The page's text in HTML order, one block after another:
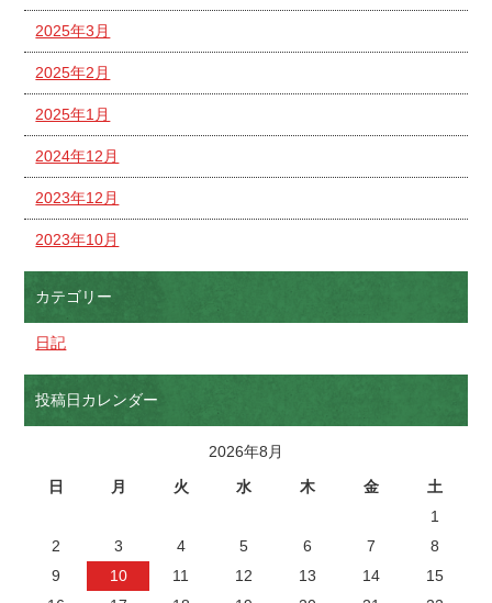
2025年3月
2025年2月
2025年1月
2024年12月
2023年12月
2023年10月
カテゴリー
日記
投稿日カレンダー
2026年8月
日
月 火 水 木 金
土
1
2
3 4 5 6 7
8
9
10 11 12 13 14
15